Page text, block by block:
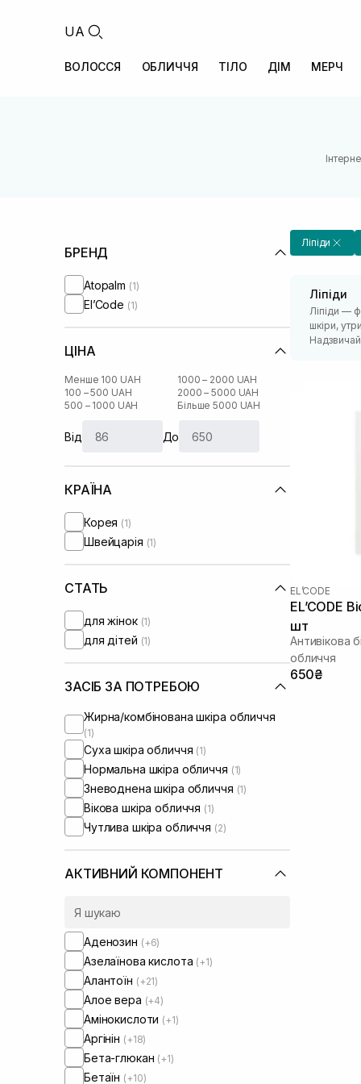
UA
ВОЛОССЯ ОБЛИЧЧЯ ТІЛО ДІМ МЕРЧ
БРЕНД
Atopalm (1)
El’Code (1)
ЦІНА
Менше 100 UAH
100 – 500 UAH
500 – 1000 UAH
1000 – 2000 UAH
2000 – 5000 UAH
Більше 5000 UAH
Від До
КРАЇНА
Корея (1)
Швейцарія (1)
СТАТЬ
для жінок (1)
для дітей (1)
ЗАСІБ ЗА ПОТРЕБОЮ
Жирна/комбінована шкіра обличчя
(1)
Суха шкіра обличчя (1)
Нормальна шкіра обличчя (1)
Зневоднена шкіра обличчя (1)
Вікова шкіра обличчя (1)
Чутлива шкіра обличчя (2)
АКТИВНИЙ КОМПОНЕНТ
Аденозин (+6)
Азелаїнова кислота (+1)
Алантоїн (+21)
Алое вера (+4)
Амінокислоти (+1)
Аргінін (+18)
Бета-глюкан (+1)
Бетаїн (+10)
Ліпіди
Ліпіди
Ліпіди —
шкіри,
EL’CODE
EL’CODE
шт
Антивікова
обличчя
650₴